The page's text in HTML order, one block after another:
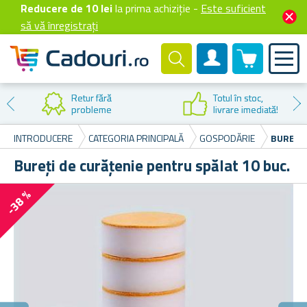
Reducere de 10 leila prima achiziție - Este suficient
să vă înregistrați
Cont client
0 produselor
Retur fără
probleme
Totul în stoc,
livrare imediată!
INTRODUCERE
CATEGORIA PRINCIPALĂ GOSPODĂRIE BUREȚI
Bureți de curățenie pentru spălat 10 buc.
-38 %